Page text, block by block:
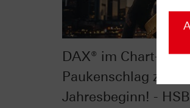
DAX® im Chart-
Paukenschlag zu
Jahresbeginn! -